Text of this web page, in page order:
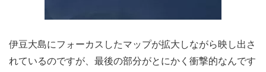
伊豆大島にフォーカスしたマップが拡大しながら映し出さ
れているのですが、最後の部分がとにかく衝撃的なんです